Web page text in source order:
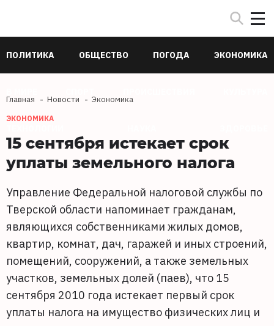
ПОЛИТИКА ОБЩЕСТВО ПОГОДА ЭКОНОМИКА
Главная Новости Экономика
ЭКОНОМИКА
15 сентября истекает срок
уплаты земельного налога
Управление Федеральной налоговой службы по
Тверской области напоминает гражданам,
являющихся собственниками жилых домов,
квартир, комнат, дач, гаражей и иных строений,
помещений, сооружений, а также земельных
участков, земельных долей (паев), что 15
сентября 2010 года истекает первый срок
уплаты налога на имущество физических лиц и